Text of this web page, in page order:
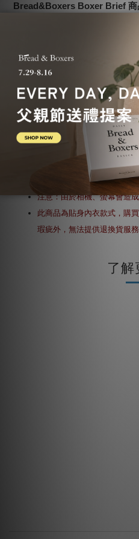
Bread&Boxers Boxer Brief 商
前《Details》主編Eugene
精緻、透氣、舒適有機棉面
著舒適沒有異物感。
彈性纖維加強穿著舒適感，以
商品規格
產地：瑞典設計，產地為印度
94%, 彈性纖維
建議洗滌：建議手洗。洗滌
可低溫熨燙。請勿烘乾或漂
注意：由於相機、螢幕會造
此商品為貼身內衣款式，購
瑕疵外，無法提供退換貨服務
了解